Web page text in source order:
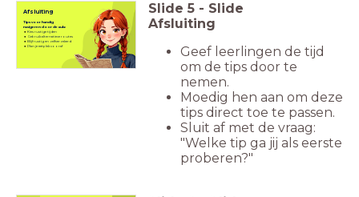
Afsluiting
Tips voor handig
navigeren door de aula:
Kies rustige tijden
Gebruik alternatieve routes
Blijf rustig en zelfverzekerd
Plan je eetplek vooraf
Slide 5 - Slide
Afsluiting
Geef leerlingen de tijd
om de tips door te
nemen.
Moedig hen aan om deze
tips direct toe te passen.
Sluit af met de vraag:
"Welke tip ga jij als eerste
proberen?"